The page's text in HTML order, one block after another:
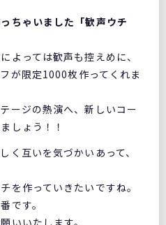
ちゃいました「歓声ウチ
よっては歓声も控えめに、
が限定1000枚作ってくれま
ージの熱演へ、新しいコー
しょう！！
く互いを気づかいあって、
を作っていきたいですね。
です。